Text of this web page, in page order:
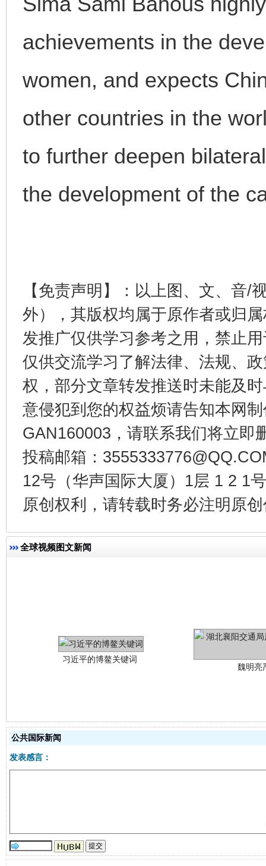
achievements in the
women, and expects
other countries in the
to further deepen
the development of the
【免责声明】：以上图、文、音/
外），其版权均属于原作者或归
发推广仅供学习参考之用，禁止
仅供交流学习了解法律、法规、
权，部分文章转发推送时未能及
意侵犯到您的权益烦请告知本网
GAN160003，请联系我们将立即
投稿邮箱：
12号（华声国际大厦）1层 1 2 1
原创权利，请转载时务必注明原
全球视频图文新闻
网上购药对药下症？
这是一记警钟！ 谢
在谋一域中谋全局
今
公共国际新闻
发表感言：